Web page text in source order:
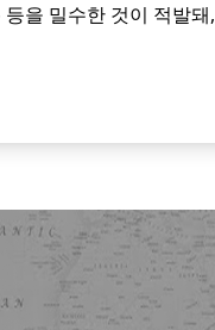
을 밀수한 것이 적발돼,